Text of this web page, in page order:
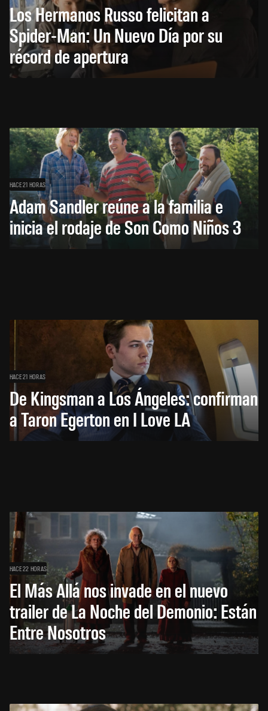
Los Hermanos Russo felicitan a
Spider-Man: Un Nuevo Día por su
récord de apertura
HACE 21 HORAS
Adam Sandler reúne a la familia e
inicia el rodaje de Son Como Niños 3
HACE 21 HORAS
De Kingsman a Los Ángeles: confirman
a Taron Egerton en I Love LA
HACE 22 HORAS
El Más Allá nos invade en el nuevo
trailer de La Noche del Demonio: Están
Entre Nosotros